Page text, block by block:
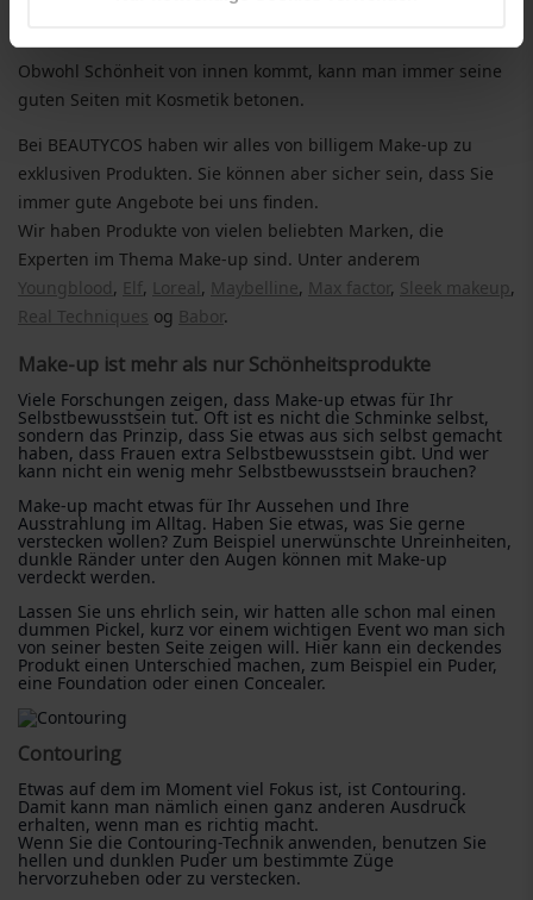
Obwohl Schönheit von innen kommt, kann man immer seine
guten Seiten mit Kosmetik betonen.
Bei BEAUTYCOS haben wir alles von billigem Make-up zu
exklusiven Produkten. Sie können aber sicher sein, dass Sie
immer gute Angebote bei uns finden.
Wir haben Produkte von vielen beliebten Marken, die
Experten im Thema Make-up sind. Unter anderem
Youngblood, Elf, Loreal , Maybelline, Max factor , Sleek makeup,
Real Techniques og Babor .
Make-up ist mehr als nur Schönheitsprodukte
Viele Forschungen zeigen, dass Make-up etwas für Ihr
Selbstbewusstsein tut. Oft ist es nicht die Schminke selbst,
sondern das Prinzip, dass Sie etwas aus sich selbst gemacht
haben, dass Frauen extra Selbstbewusstsein gibt. Und wer
kann nicht ein wenig mehr Selbstbewusstsein brauchen?
Make-up macht etwas für Ihr Aussehen und Ihre
Ausstrahlung im Alltag. Haben Sie etwas, was Sie gerne
verstecken wollen? Zum Beispiel unerwünschte Unreinheiten,
dunkle Ränder unter den Augen können mit Make-up
verdeckt werden.
Lassen Sie uns ehrlich sein, wir hatten alle schon mal einen
dummen Pickel, kurz vor einem wichtigen Event wo man sich
von seiner besten Seite zeigen will. Hier kann ein deckendes
Produkt einen Unterschied machen, zum Beispiel ein Puder,
eine Foundation oder einen Concealer.
Contouring
Etwas auf dem im Moment viel Fokus ist, ist Contouring.
Damit kann man nämlich einen ganz anderen Ausdruck
erhalten, wenn man es richtig macht.
Wenn Sie die Contouring-Technik anwenden, benutzen Sie
hellen und dunklen Puder um bestimmte Züge
hervorzuheben oder zu verstecken.